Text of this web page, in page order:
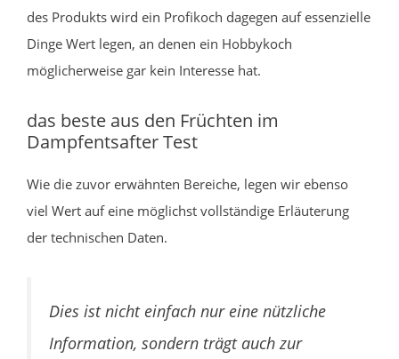
des Produkts wird ein Profikoch dagegen auf essenzielle
Dinge Wert legen, an denen ein Hobbykoch
möglicherweise gar kein Interesse hat.
das beste aus den Früchten im
Dampfentsafter Test
Wie die zuvor erwähnten Bereiche, legen wir ebenso
viel Wert auf eine möglichst vollständige Erläuterung
der technischen Daten.
Dies ist nicht einfach nur eine nützliche
Information, sondern trägt auch zur